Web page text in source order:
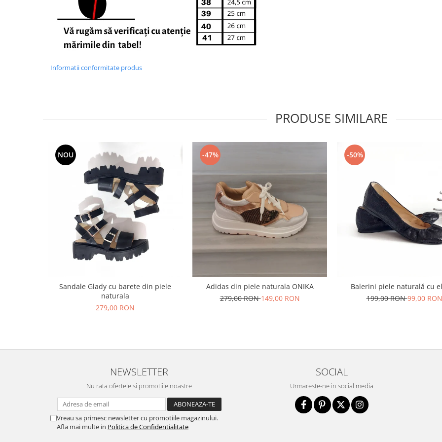
Informatii conformitate produs
PRODUSE SIMILARE
NOU
Sandale Glady cu barete din piele
naturala
279,00 RON
-47%
Adidas din piele naturala ONIKA
279,00 RON149,00 RON
-50%
Balerini piele naturală cu
199,00 RON99,00 RON
NEWSLETTER
Nu rata ofertele si promotiile noastre
Vreau sa primesc newsletter cu promotiile magazinului.
Afla mai multe in Politica de Confidentialitate
SOCIAL
Urmareste-ne in social media